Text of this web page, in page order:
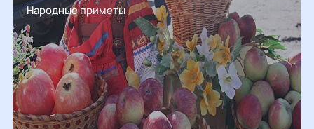
Народные приметы